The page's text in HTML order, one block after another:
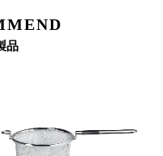
なっています。この対流効果に
わたり、料理を一層美味しく仕
品